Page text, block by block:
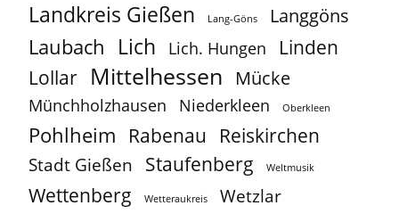
Landkreis Gießen Lang-Göns Langgöns
Laubach Lich Lich. Hungen Linden
Lollar Mittelhessen Mücke
Münchholzhausen Niederkleen Oberkleen
Pohlheim Rabenau Reiskirchen
Stadt Gießen Staufenberg Weltmusik
Wettenberg Wetteraukreis Wetzlar